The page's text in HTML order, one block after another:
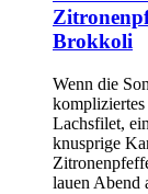
Brokkoli
Wenn die
Lachsfilet,
knusprige
lauen Abend